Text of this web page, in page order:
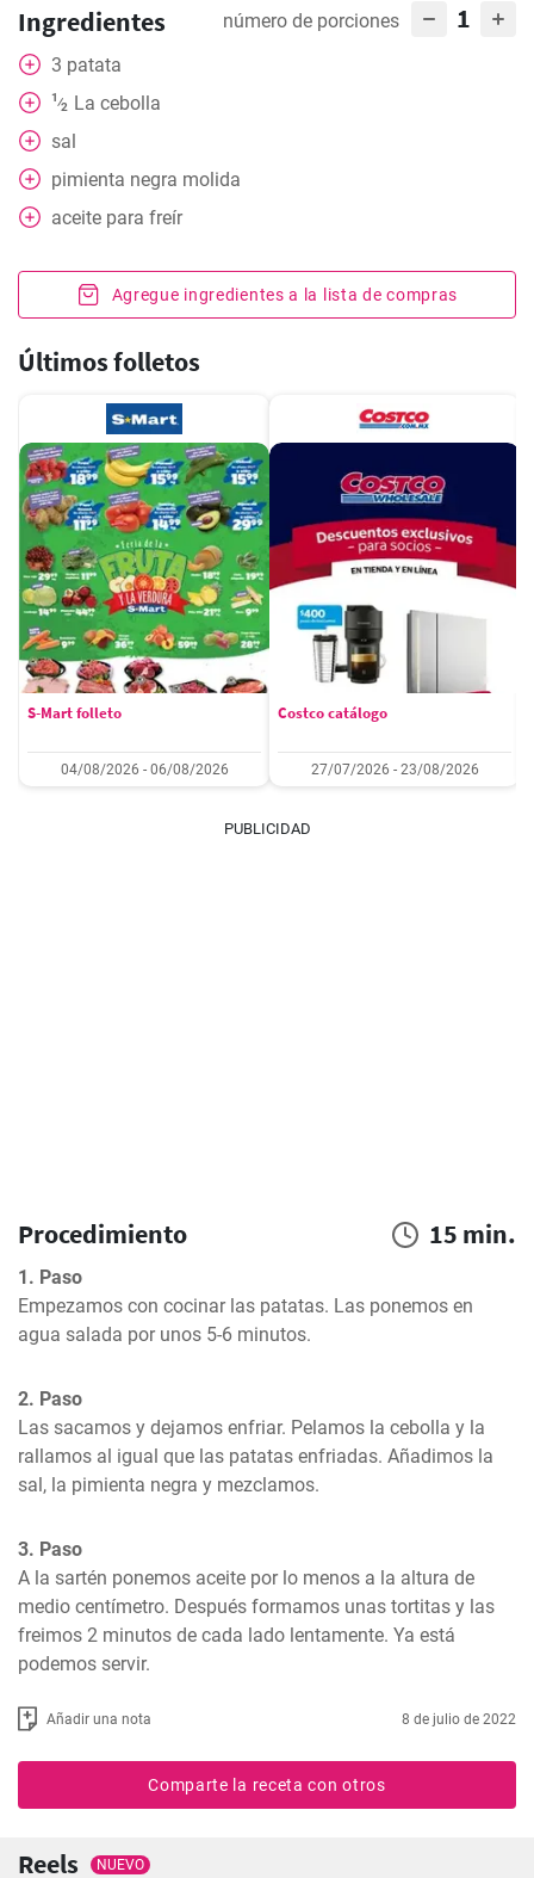
Ingredientes número de porciones 1
3 patata
1⁄2
La cebolla
sal
pimienta negra molida
aceite para freír
Agregue ingredientes a la lista de compras
Últimos folletos
S-Mart folleto
04/08/2026 - 06/08/2026
Costco catálogo
27/07/2026 - 23/08/2026
PUBLICIDAD
Procedimiento 15 min.
1. Paso
Empezamos con cocinar las patatas. Las ponemos en
agua salada por unos 5-6 minutos.
2. Paso
Las sacamos y dejamos enfriar. Pelamos la cebolla y la
rallamos al igual que las patatas enfriadas. Añadimos la
sal, la pimienta negra y mezclamos.
3. Paso
A la sartén ponemos aceite por lo menos a la altura de
medio centímetro. Después formamos unas tortitas y las
freimos 2 minutos de cada lado lentamente. Ya está
podemos servir.
Añadir una nota 8 de julio de 2022
Comparte la receta con otros
Reels NUEVO